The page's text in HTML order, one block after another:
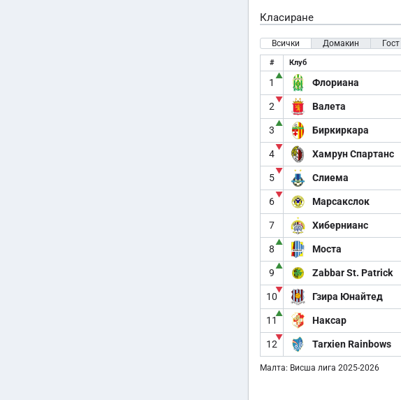
Класиране
Всички Домакин Гост
# Клуб
1
▲
Флориана
2
▼
Валета
3
▲
Биркиркара
4
▼
Хамрун Спартанс
5
▼
Слиема
6
▼
Марсакслок
7 Хибернианс
8
▲
Моста
9
▲
Zabbar St. Patrick
10
▼
Гзира Юнайтед
11
▲
Наксар
12
▼
Tarxien Rainbows
Малта: Висша лига 2025-2026